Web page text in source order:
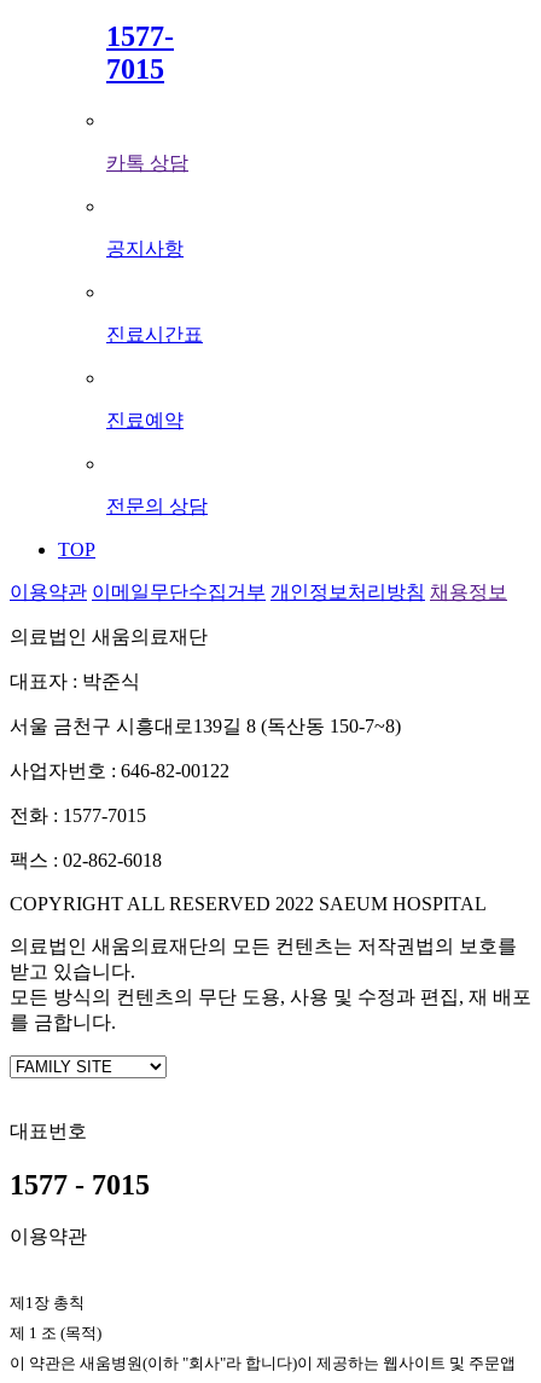
1577-
7015
카톡 상담
공지사항
진료시간표
진료예약
전문의 상담
TOP
이용약관 이메일무단수집거부 개인정보처리방침 채용정보
의료법인 새움의료재단
대표자 : 박준식
서울 금천구 시흥대로139길 8 (독산동 150-7~8)
사업자번호 : 646-82-00122
전화 : 1577-7015
팩스 : 02-862-6018
COPYRIGHT ALL RESERVED 2022 SAEUM HOSPITAL
의료법인 새움의료재단의 모든 컨텐츠는 저작권법의 보호를
받고 있습니다.
모든 방식의 컨텐츠의 무단 도용, 사용 및 수정과 편집, 재 배포
를 금합니다.
대표번호
1577 - 7015
이용약관
제1장 총칙
제 1 조 (목적)
이 약관은 새움병원(이하 "회사"라 합니다)이 제공하는 웹사이트 및 주문앱